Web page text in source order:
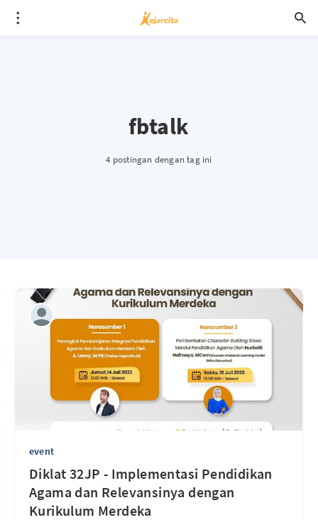
fbtalk
4 postingan dengan tag ini
event
Diklat 32JP - Implementasi Pendidikan
Agama dan Relevansinya dengan
Kurikulum Merdeka